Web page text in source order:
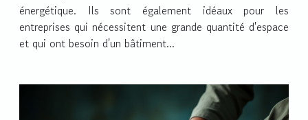
énergétique. Ils sont également idéaux pour les
entreprises qui nécessitent une grande quantité d'espace
et qui ont besoin d'un bâtiment...